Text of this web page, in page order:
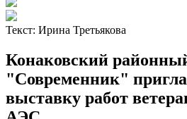
Текст: Ирина Третьякова
Конаковский
"Современник"
выставку работ